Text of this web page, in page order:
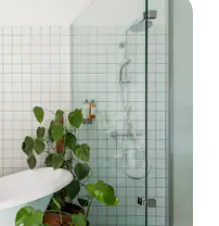
„Odabrali gosti”